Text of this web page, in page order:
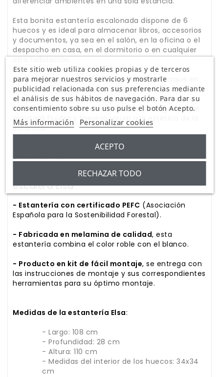
Esta bonita estantería escalonada dispone de 6
huecos y es ideal para almacenar libros, accesorios
y documentos, ya sea en el salón, en la oficina o el
despacho en casa, en el dormitorio o en cualquier
otra habitación.
Esta estantería tiene forma de escalera porque en
su parte más alta hay tres huecos en forma de
cubos, mientras que en su parte más baja hay solo
uno. Un diseño dinámico, moderno y acogedor que
aportará fluidez y ligereza visual a la estética de la
estancia.
¡Dale una nueva oportunidad a las paredes vacías
de tu habitación!
Otras características de la estantería
escalera Elsa
- Estantería con certificado PEFC (Asociación
Española para la Sostenibilidad Forestal).
- Fabricada en melamina de calidad, esta
estantería combina el color roble con el blanco.
- Producto en kit de fácil montaje, se entrega con
las instrucciones de montaje y sus correspondientes
herramientas para su óptimo montaje.
Medidas de la estantería Elsa:
- Largo: 108 cm
- Profundidad: 28 cm
- Altura: 110 cm
- Medidas del interior de los huecos: 34x34
cm
Este sitio web utiliza cookies propias y de terceros
para mejorar nuestros servicios y mostrarle
publicidad relacionada con sus preferencias mediante
el análisis de sus hábitos de navegación. Para dar su
consentimiento sobre su uso pulse el botón Acepto.
Más información Personalizar cookies
RECHAZAR TODO
ACEPTO